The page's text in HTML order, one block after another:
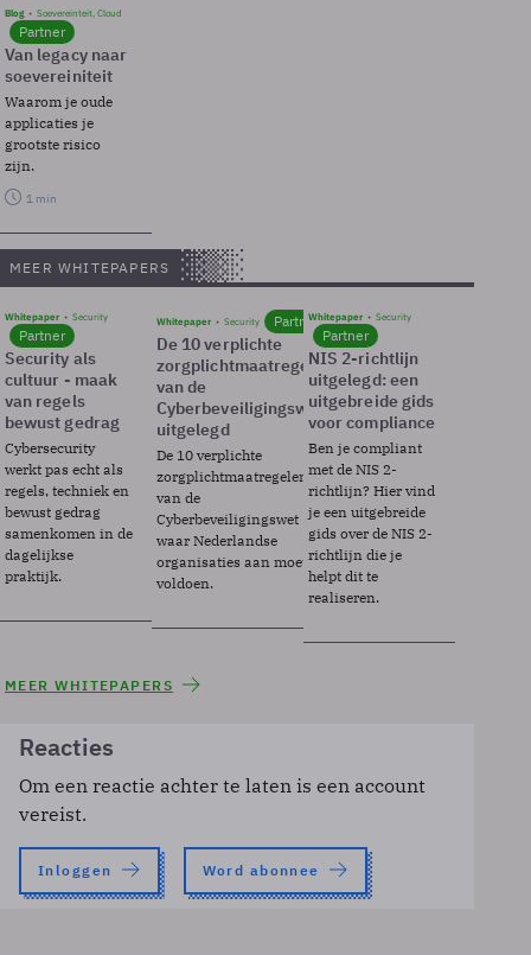
Blog Soevereinteit, Cloud
Partner
Van legacy naar
soevereiniteit
Waarom je oude
applicaties je
grootste risico
zijn.
1 min
MEER WHITEPAPERS
Whitepaper Security
Partner
Security als
cultuur - maak
van regels
bewust gedrag
Cybersecurity
werkt pas echt als
regels, techniek en
bewust gedrag
samenkomen in de
dagelijkse
praktijk.
Whitepaper Security Partner
De 10 verplichte
zorgplichtmaatregelen
van de
Cyberbeveiligingswet
uitgelegd
De 10 verplichte
zorgplichtmaatregelen
van de
Cyberbeveiligingswet
waar Nederlandse
organisaties aan moeten
voldoen.
Whitepaper Security
Partner
NIS 2-richtlijn
uitgelegd: een
uitgebreide gids
voor compliance
Ben je compliant
met de NIS 2-
richtlijn? Hier vind
je een uitgebreide
gids over de NIS 2-
richtlijn die je
helpt dit te
realiseren.
MEER WHITEPAPERS
Reacties
Om een reactie achter te laten is een account
vereist.
Inloggen Word abonnee